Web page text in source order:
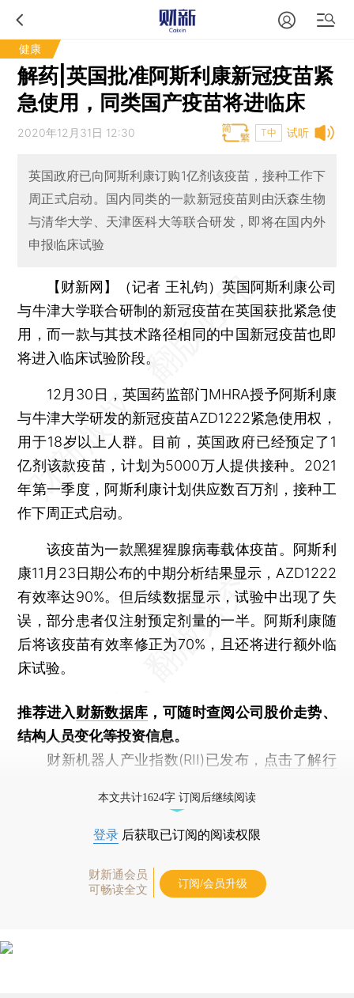
健康
解药|英国批准阿斯利康新冠疫苗紧
急使用，同类国产疫苗将进临床
试听
2020年12月31日 12:30 T中
英国政府已向阿斯利康订购1亿剂该疫苗，接种工作下
周正式启动。国内同类的一款新冠疫苗则由沃森生物
与清华大学、天津医科大等联合研发，即将在国内外
申报临床试验
【财新网】（记者 王礼钧） 英国阿斯利康公司
与牛津大学联合研制的新冠疫苗在英国获批紧急使
用，而一款与其技术路径相同的中国新冠疫苗也即
将进入临床试验阶段。
12月30日，英国药监部门MHRA授予阿斯利康
与牛津大学研发的新冠疫苗AZD1222紧急使用权，
用于18岁以上人群。目前，英国政府已经预定了1
亿剂该款疫苗，计划为5000万人提供接种。2021
年第一季度，阿斯利康计划供应数百万剂，接种工
作下周正式启动。
该疫苗为一款黑猩猩腺病毒载体疫苗。阿斯利
康11月23日期公布的中期分析结果显示，AZD1222
有效率达90%。但后续数据显示，试验中出现了失
误，部分患者仅注射预定剂量的一半。阿斯利康随
后将该疫苗有效率修正为70%，且还将进行额外临
床试验。
推荐进入财新数据库 ，可随时查阅公司股价走势、
结构人员变化等投资信息。
财新机器人产业指数(RII)已发布， 点击了解行
本文共计1624字 订阅后继续阅读
登录 后获取已订阅的阅读权限
财新通会员
可畅读全文
订阅/会员升级